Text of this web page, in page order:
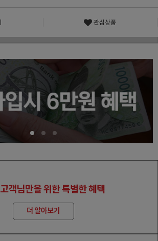
관심상품